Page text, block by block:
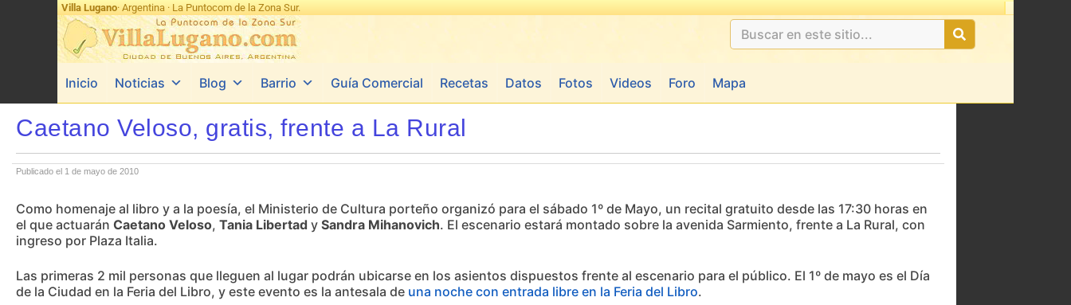
Villa Lugano· Argentina · La Puntocom de la Zona Sur.
Inicio Noticias Blog Barrio Guía Comercial Recetas Datos Fotos Videos Foro Mapa
Caetano Veloso, gratis, frente a La Rural
Publicado el 1 de mayo de 2010
Como homenaje al libro y a la poesía, el Ministerio de Cultura porteño organizó para el sábado 1º de Mayo, un recital gratuito desde las 17:30 horas en
el que actuarán Caetano Veloso, Tania Libertad y Sandra Mihanovich. El escenario estará montado sobre la avenida Sarmiento, frente a La Rural, con
ingreso por Plaza Italia.
Las primeras 2 mil personas que lleguen al lugar podrán ubicarse en los asientos dispuestos frente al escenario para el público. El 1º de mayo es el Día
de la Ciudad en la Feria del Libro, y este evento es la antesala de una noche con entrada libre en la Feria del Libro.